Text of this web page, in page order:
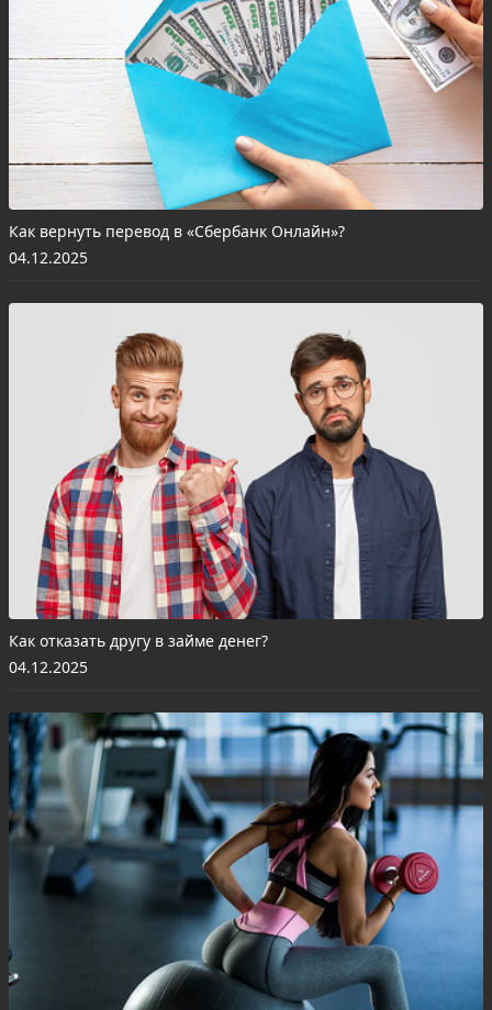
Как вернуть перевод в «Сбербанк Онлайн»?
04.12.2025
Как отказать другу в займе денег?
04.12.2025